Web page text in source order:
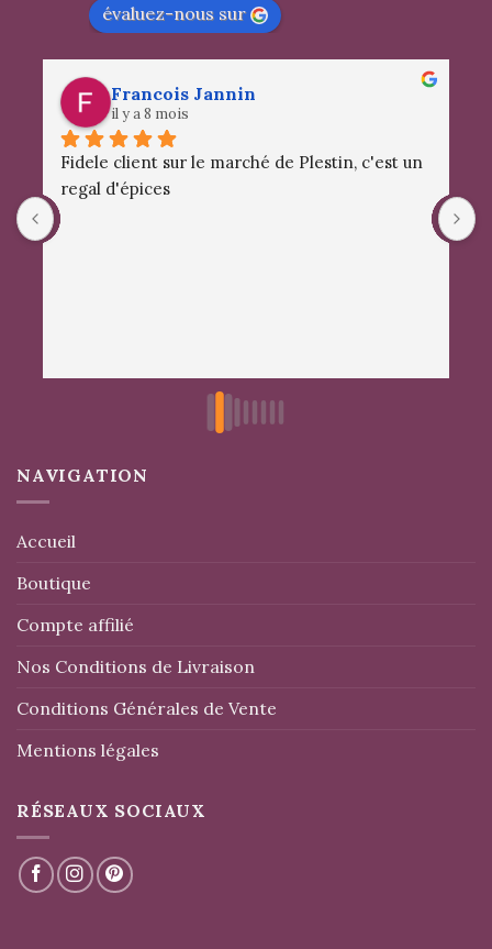
évaluez-nous sur
Francois Jannin
il y a 8 mois
Fidele client sur le marché de Plestin, c'est un
regal d'épices
NAVIGATION
Accueil
Boutique
Compte affilié
Nos Conditions de Livraison
Conditions Générales de Vente
Mentions légales
RÉSEAUX SOCIAUX